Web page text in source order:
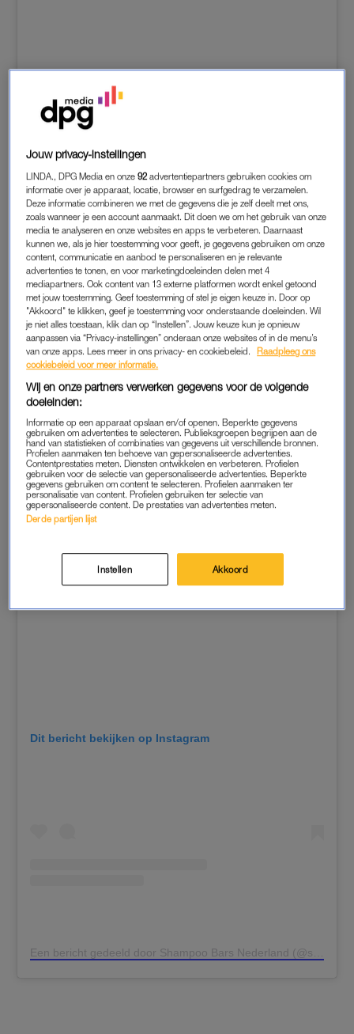
Een bericht gedeeld door HappySoaps (@thehappysoaps)
SHAMPOO BARS
DezeShampoo Bars worden ook met de hand gemaakt. De
verpakking is biologisch afbreekbaar, plasticvrij en de doos is
recyclebaar. De producten worden per fietskoerier naar je
opgestuurd; super duurzaam dus. Je kunt bij dit merk terecht
als je droog, vet of krullend haar hebt en ze verkopen
ook zilvershampoo, anti roos shampoo en haarmaskers.
Dit bericht bekijken op Instagram
Een bericht gedeeld door Shampoo Bars Nederland (@shampoobars.nl)
Jouw privacy-instellingen
LINDA., DPG Media en onze92 advertentiepartners gebruiken cookies om
informatie over je apparaat, locatie, browser en surfgedrag te verzamelen.
Deze informatie combineren we met de gegevens die je zelf deelt met ons,
zoals wanneer je een account aanmaakt. Dit doen we om het gebruik van onze
media te analyseren en onze websites en apps te verbeteren. Daarnaast
kunnen we, als je hier toestemming voor geeft, je gegevens gebruiken om onze
content, communicatie en aanbod te personaliseren en je relevante
advertenties te tonen, en voor marketingdoeleinden delen met 4
mediapartners. Ook content van 13 externe platformen wordt enkel getoond
met jouw toestemming. Geef toestemming of stel je eigen keuze in. Door op
"Akkoord" te klikken, geef je toestemming voor onderstaande doeleinden. Wil
je niet alles toestaan, klik dan op “Instellen”. Jouw keuze kun je opnieuw
aanpassen via “Privacy-instellingen” onderaan onze websites of in de menu’s
van onze apps. Lees meer in ons privacy- en cookiebeleid.
Raadpleeg ons
cookiebeleid voor meer informatie.
Wij en onze partners verwerken gegevens voor de volgende
doeleinden:
Informatie op een apparaat opslaan en/of openen. Beperkte gegevens
gebruiken om advertenties te selecteren. Publieksgroepen begrijpen aan de
hand van statistieken of combinaties van gegevens uit verschillende bronnen.
Profielen aanmaken ten behoeve van gepersonaliseerde advertenties.
Contentprestaties meten. Diensten ontwikkelen en verbeteren. Profielen
gebruiken voor de selectie van gepersonaliseerde advertenties. Beperkte
gegevens gebruiken om content te selecteren. Profielen aanmaken ter
personalisatie van content. Profielen gebruiken ter selectie van
gepersonaliseerde content. De prestaties van advertenties meten.
Derde partijen lijst
Instellen Akkoord